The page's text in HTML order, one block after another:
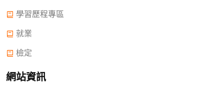
學習歷程專區
就業
檢定
網站資訊